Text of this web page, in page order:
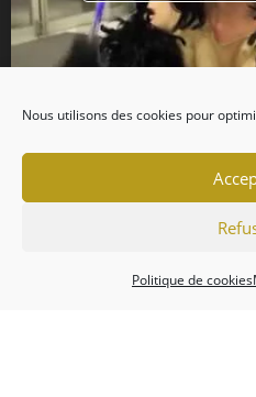
Nous utilisons des cookies pour
Politique de cookies